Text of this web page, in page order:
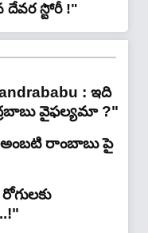
స్టోరీ !"
: ఇది
వైఫల్యమా ?"
అంబటి రాంబాబు పై